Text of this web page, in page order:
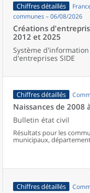
Chiffres détaillés
communes – 06/08/2026
Créations
2012 et 2025
Système
d'entreprises SIDE
Chiffres détaillés
Naissances de 2008
Bulletin état civil
Résultats pour les
municipaux,
d’emploi, bassins de
Chiffres détaillés